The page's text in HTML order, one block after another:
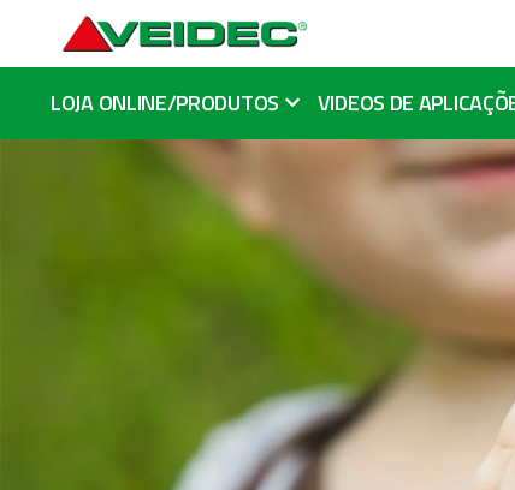
LOJA ONLINE/PRODUTOS VIDEOS DE